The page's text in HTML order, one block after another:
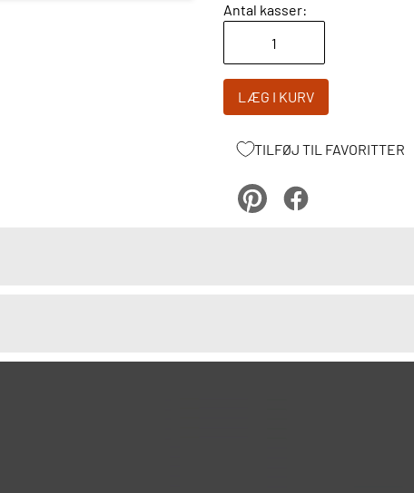
Antal kasser:
LÆG I KURV
TILFØJ TIL FAVORITTER
pinterestFacebook